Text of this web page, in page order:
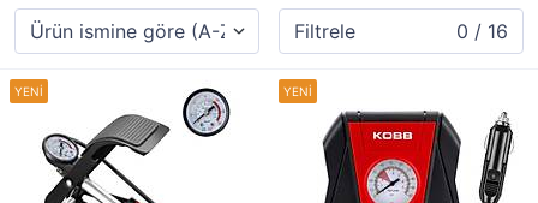
Filtrele 0 / 16